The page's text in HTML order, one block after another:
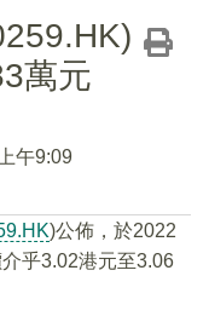
萬元
午9:09
)公佈，於2022
乎3.02港元至3.06